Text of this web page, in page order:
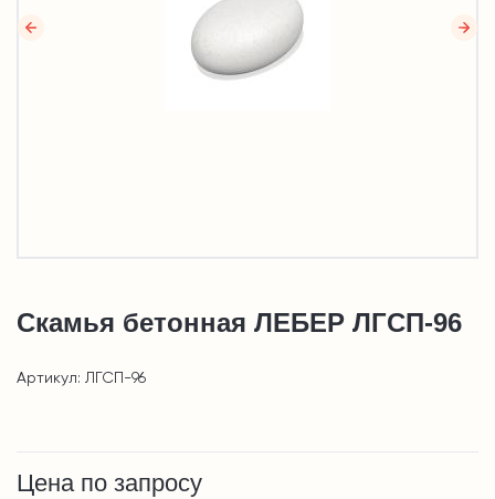
Скамья бетонная ЛЕБЕР ЛГСП-96
Артикул: ЛГСП-96
Цена по запросу